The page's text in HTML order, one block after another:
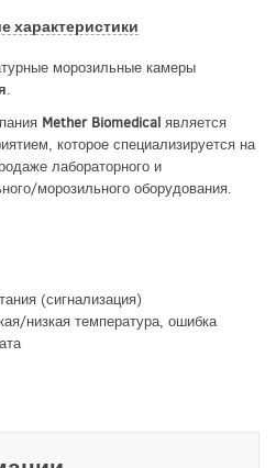
характеристики
морозильные камеры
.
Mether Biomedical является
которое специализируется на
лабораторного и
морозильного оборудования.
(сигнализация)
низкая температура, ошибка